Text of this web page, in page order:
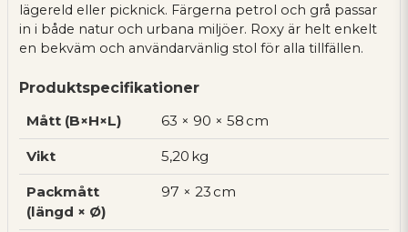
lägereld eller picknick. Färgerna petrol och grå passar
in i både natur och urbana miljöer. Roxy är helt enkelt
en bekväm och användarvänlig stol för alla tillfällen.
Produktspecifikationer
Mått (B×H×L)
63 × 90 × 58 cm
Vikt 5,20 kg
Packmått
(längd × Ø)
97 × 23 cm